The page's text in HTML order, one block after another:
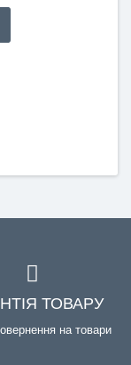
ТОВАРУ
на товари